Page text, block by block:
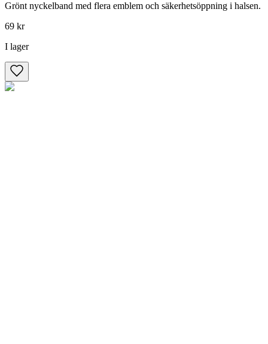
Grönt nyckelband med flera emblem och säkerhetsöppning i halsen.
69 kr
I lager